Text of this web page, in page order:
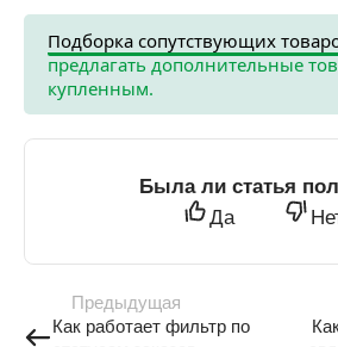
Подборка сопутствующих
предлагать дополнительные
купленным.
Была ли статья
Да
Предыдущая
Как работает фильтр по